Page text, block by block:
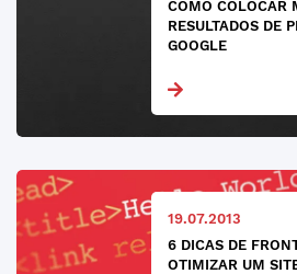
COMO COLOCAR
RESULTADOS DE
GOOGLE
19.07.2013
6 DICAS DE
OTIMIZAR UM